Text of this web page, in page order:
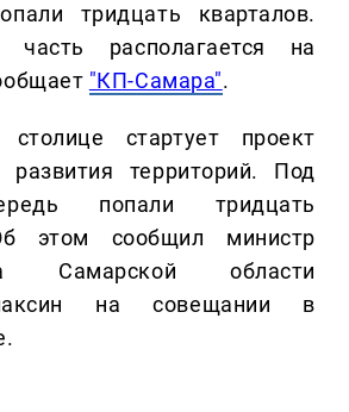
тридцать кварталов.
часть располагается на
"КП-Самара".
стартует проект
развития территорий. Под
попали тридцать
этом сообщил министр
Самарской области
на совещании в